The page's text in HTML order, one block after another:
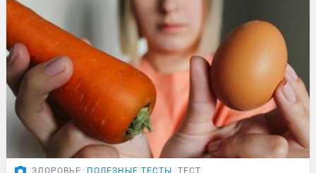
ЗДОРОВЬЕ ПОЛЕЗНЫЕ ТЕСТЫ ТЕСТ